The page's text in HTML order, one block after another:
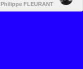
Philippe FLEURANT